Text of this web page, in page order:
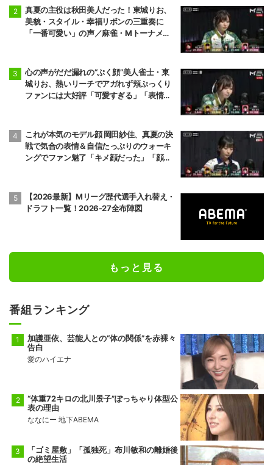
真夏の主役は秋田美人だった！東城りお、
美貌・スタイル・幸福リボンの三重奏に
「一番可愛い」の声／麻雀・Mトーナメン
心の声がだだ漏れの“ぷく顔”美人雀士・東
城りお、熱いリーチでアガれず頬ぷっくり
ファンには大好評「可愛すぎる」「表情管
これが本気のモデル顔 岡田紗佳、真夏の決
戦で気合の表情＆自信たっぷりのウォーキ
ングでファン魅了「キメ顔だった」「顔小
【2026最新】Mリーグ歴代選手入れ替え・
ドラフト一覧！2026-27全布陣図
もっと見る
番組ランキング
加護亜依、芸能人との“体の関係”を赤裸々
告白
愛のハイエナ
“体重72キロの北川景子”ぽっちゃり体型公
表の理由
ななにー 地下ABEMA
「ゴミ屋敷」「孤独死」布川敏和の離婚後
の絶望生活